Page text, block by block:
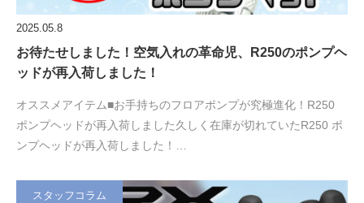
2025.05.8
お待たせしました！空気入れの革命児、R250のポンプヘ
ッドが再入荷しました！
オススメアイテム■お手持ちのフロアポンプが究極進化！R250
ポンプヘッドが再入荷しました久しく在庫が切れていたR250 ポ
ンプヘッドが再入荷しました！…
スタッフコラム